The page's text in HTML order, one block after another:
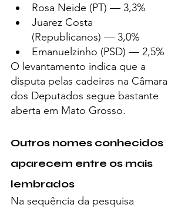
Rosa Neide (PT) — 3,3%
Juarez Costa
(Republicanos) — 3,0%
Emanuelzinho (PSD) — 2,5%
O levantamento indica que a
disputa pelas cadeiras na Câmara
dos Deputados segue bastante
aberta em Mato Grosso.
Outros nomes conhecidos
aparecem entre os mais
lembrados
Na sequência da pesquisa